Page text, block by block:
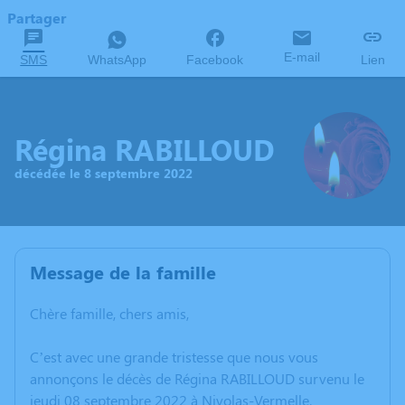
Partager
SMS WhatsApp Facebook E-mail Lien
Régina RABILLOUD
décédée le 8 septembre 2022
Message de la famille
Chère famille, chers amis,
C’est avec une grande tristesse que nous vous
annonçons le décès de Régina RABILLOUD survenu le
jeudi 08 septembre 2022 à Nivolas-Vermelle.